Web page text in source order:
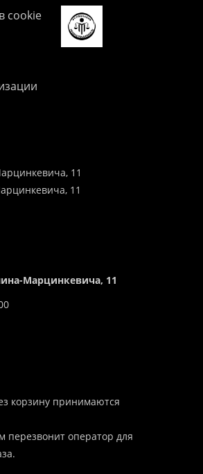
cookie
11
11
Марцинкевича, 11
корзину принимаются
перезвонит оператор для